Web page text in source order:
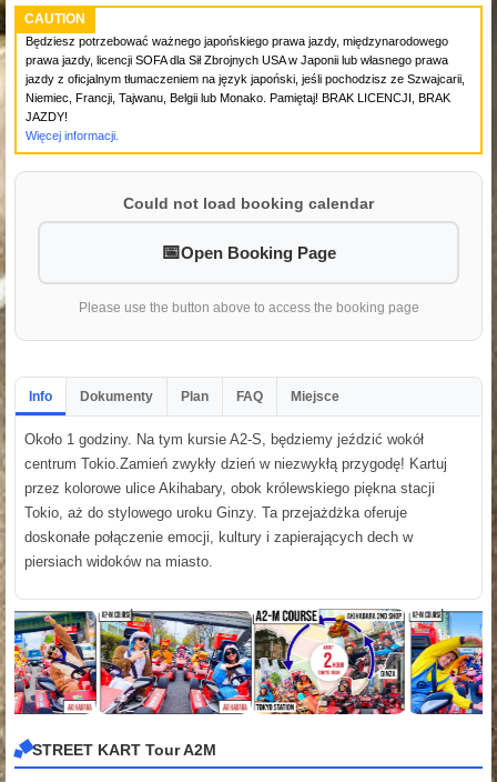
CAUTION
Będziesz potrzebować ważnego japońskiego prawa jazdy, międzynarodowego
prawa jazdy, licencji SOFA dla Sił Zbrojnych USA w Japonii lub własnego prawa
jazdy z oficjalnym tłumaczeniem na język japoński, jeśli pochodzisz ze Szwajcarii,
Niemiec, Francji, Tajwanu, Belgii lub Monako. Pamiętaj! BRAK LICENCJI, BRAK
JAZDY!
Więcej informacji.
Could not load booking calendar
Open Booking Page
Please use the button above to access the booking page
Info Dokumenty Plan FAQ Miejsce
Około 1 godziny. Na tym kursie A2-S, będziemy jeździć wokół
centrum Tokio.Zamień zwykły dzień w niezwykłą przygodę! Kartuj
przez kolorowe ulice Akihabary, obok królewskiego piękna stacji
Tokio, aż do stylowego uroku Ginzy. Ta przejażdżka oferuje
doskonałe połączenie emocji, kultury i zapierających dech w
piersiach widoków na miasto.
STREET KART Tour A2M